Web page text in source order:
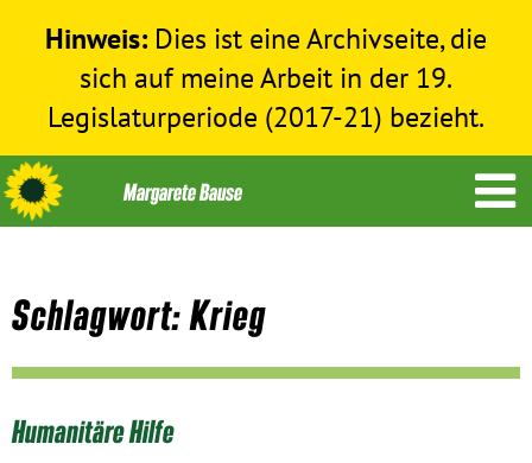
Hinweis: Dies ist eine Archivseite, die
sich auf meine Arbeit in der 19.
Legislaturperiode (2017-21) bezieht.
Themen
Schlagwort: Krieg
Humanitäre Hilfe